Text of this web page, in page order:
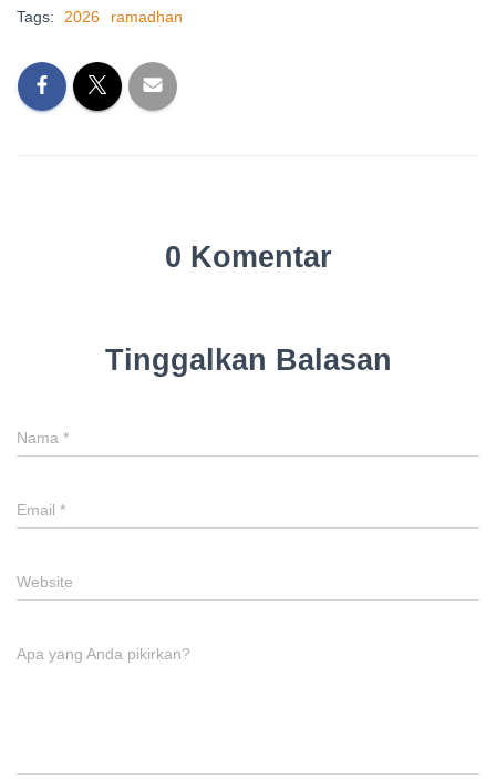
Tags: 2026 ramadhan
0 Komentar
Tinggalkan Balasan
Nama *
Email *
Website
Apa yang Anda pikirkan?